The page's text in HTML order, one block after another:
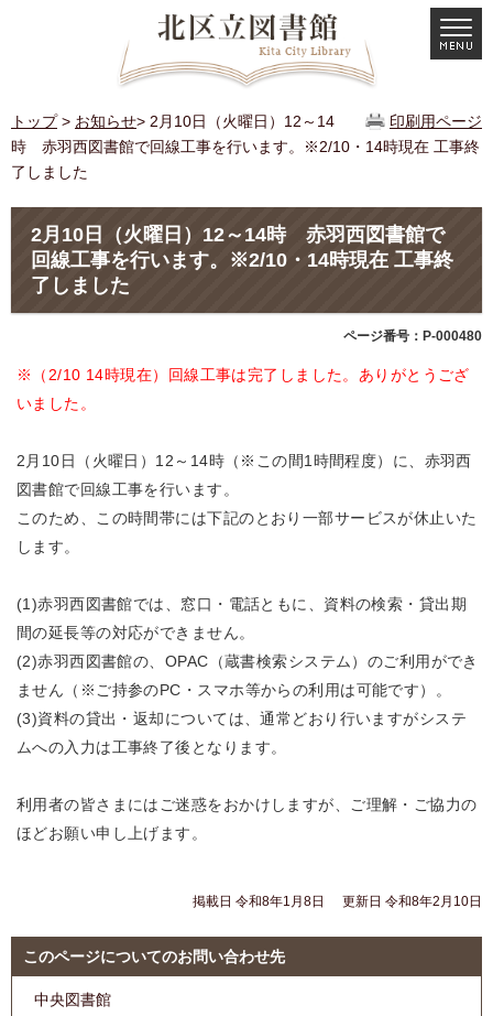
印刷用ページ
トップ> お知らせ> 2月10日（火曜日）12～14
時 赤羽西図書館で回線工事を行います。※2/10・14時現在 工事終
了しました
2月10日（火曜日）12～14時 赤羽西図書館で
回線工事を行います。※2/10・14時現在 工事終
了しました
ページ番号：P-000480
※（2/10 14時現在）回線工事は完了しました。ありがとうござ
いました。
2月10日（火曜日）12～14時（※この間1時間程度）に、赤羽西
図書館で回線工事を行います。
このため、この時間帯には下記のとおり一部サービスが休止いた
します。
(1)赤羽西図書館では、窓口・電話ともに、資料の検索・貸出期
間の延長等の対応ができません。
(2)赤羽西図書館の、OPAC（蔵書検索システム）のご利用ができ
ません（※ご持参のPC・スマホ等からの利用は可能です）。
(3)資料の貸出・返却については、通常どおり行いますがシステ
ムへの入力は工事終了後となります。
利用者の皆さまにはご迷惑をおかけしますが、ご理解・ご協力の
ほどお願い申し上げます。
掲載日 令和8年1月8日 更新日 令和8年2月10日
このページについてのお問い合わせ先
中央図書館